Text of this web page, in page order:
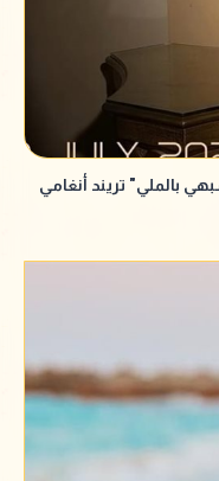
بالملي" تريند أنغامي